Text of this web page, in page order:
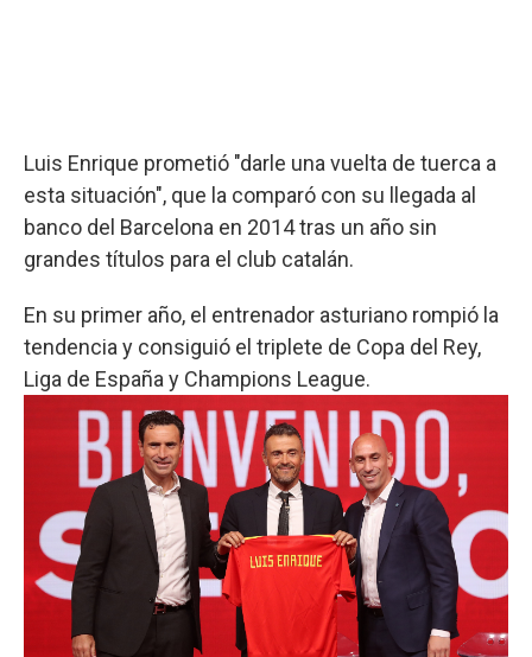
Luis Enrique prometió "darle una vuelta de tuerca a
esta situación", que la comparó con su llegada al
banco del Barcelona en 2014 tras un año sin
grandes títulos para el club catalán.
En su primer año, el entrenador asturiano rompió la
tendencia y consiguió el triplete de Copa del Rey,
Liga de España y Champions League.